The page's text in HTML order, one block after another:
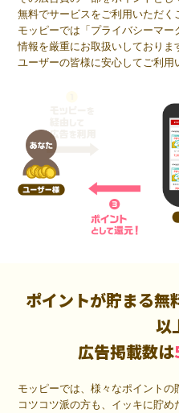
無料でサービスをご利用いただく
モッピーでは「プライバシーマー
情報を厳重にお取扱いしておりま
ユーザーの皆様に安心してご利用
ポイントが貯まる無
以
広告掲載数は
モッピーでは、様々なポイントの
コツコツ派の方も、イッキに貯